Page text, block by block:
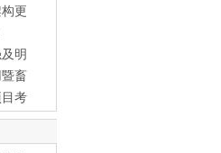
更
明
畜
考